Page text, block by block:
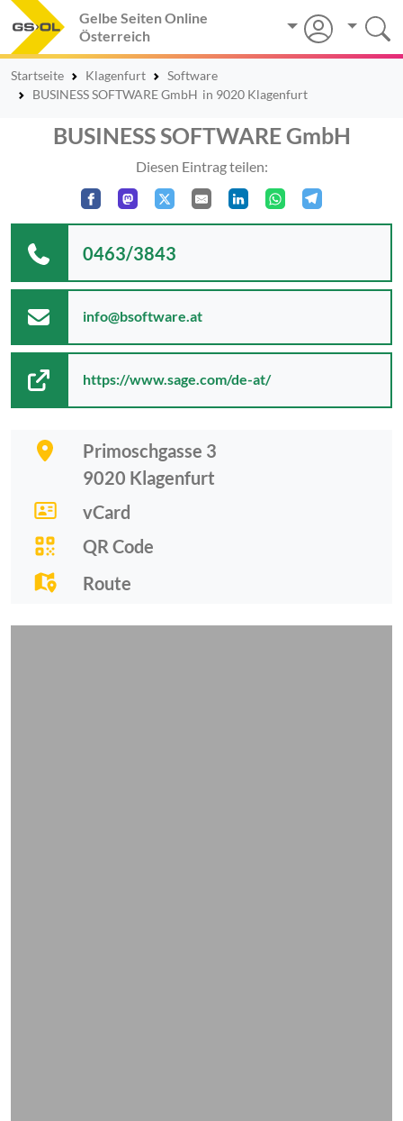
Gelbe Seiten Online
Österreich
Startseite Klagenfurt
Software
BUSINESS SOFTWARE GmbH in 9020 Klagenfurt
BUSINESS SOFTWARE GmbH
Diesen Eintrag teilen:
Primoschgasse 3
9020 Klagenfurt
vCard
QR Code
Route
0463/3843
info@bsoftware.at
https://www.sage.com/de-at/